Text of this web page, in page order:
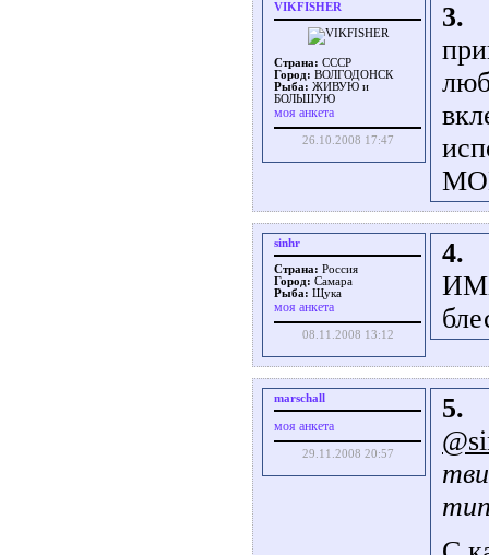
VIKFISHER
Страна: СССР
Город: ВОЛГОДОНСК
Рыба: ЖИВУЮ и
БОЛЬШУЮ
моя анкета
26.10.2008 17:47
3.
sinhr
Страна: Россия
Город: Самара
Рыба: Щука
моя анкета
08.11.2008 13:12
4.
marschall
моя анкета
29.11.2008 20:57
5.